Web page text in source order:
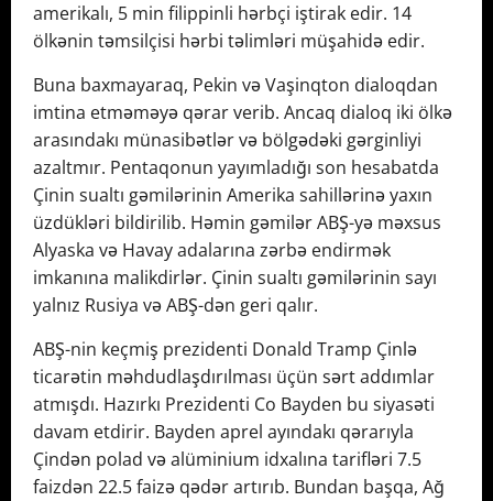
amerikalı, 5 min filippinli hərbçi iştirak edir. 14
ölkənin təmsilçisi hərbi təlimləri müşahidə edir.
Buna baxmayaraq, Pekin və Vaşinqton dialoqdan
imtina etməməyə qərar verib. Ancaq dialoq iki ölkə
arasındakı münasibətlər və bölgədəki gərginliyi
azaltmır. Pentaqonun yayımladığı son hesabatda
Çinin sualtı gəmilərinin Amerika sahillərinə yaxın
üzdükləri bildirilib. Həmin gəmilər ABŞ-yə məxsus
Alyaska və Havay adalarına zərbə endirmək
imkanına malikdirlər. Çinin sualtı gəmilərinin sayı
yalnız Rusiya və ABŞ-dən geri qalır.
ABŞ-nin keçmiş prezidenti Donald Tramp Çinlə
ticarətin məhdudlaşdırılması üçün sərt addımlar
atmışdı. Hazırkı Prezidenti Co Bayden bu siyasəti
davam etdirir. Bayden aprel ayındakı qərarıyla
Çindən polad və alüminium idxalına tarifləri 7.5
faizdən 22.5 faizə qədər artırıb. Bundan başqa, Ağ